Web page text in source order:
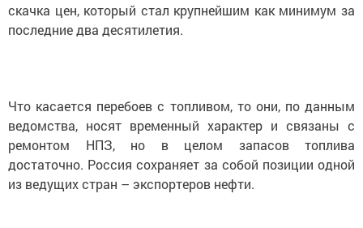
скачка цен, который стал крупнейшим как минимум за
последние два десятилетия.
Что касается перебоев с топливом, то они, по данным
ведомства, носят временный характер и связаны с
ремонтом НПЗ, но в целом запасов топлива
достаточно. Россия сохраняет за собой позиции одной
из ведущих стран – экспортеров нефти.